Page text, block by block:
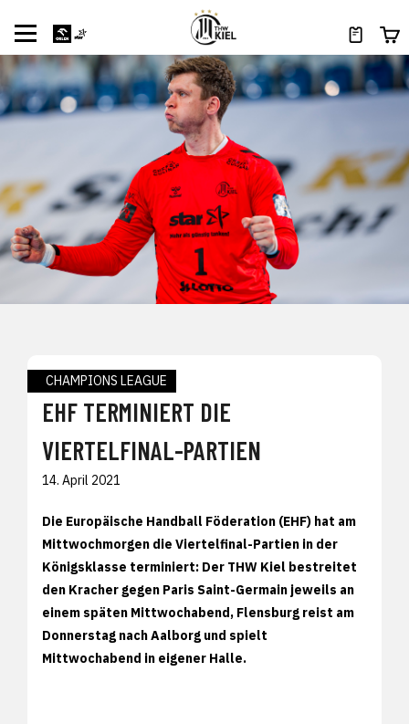
CHAMPIONS LEAGUE
EHF TERMINIERT DIE
VIERTELFINAL-PARTIEN
14. April 2021
Die Europäische Handball Föderation (EHF) hat am
Mittwochmorgen die Viertelfinal-Partien in der
Königsklasse terminiert: Der THW Kiel bestreitet
den Kracher gegen Paris Saint-Germain jeweils an
einem späten Mittwochabend, Flensburg reist am
Donnerstag nach Aalborg und spielt
Mittwochabend in eigener Halle.